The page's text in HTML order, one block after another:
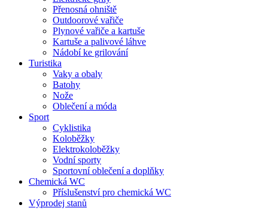
Přenosná ohniště
Outdoorové vařiče
Plynové vařiče a kartuše
Kartuše a palivové láhve
Nádobí ke grilování
Turistika
Vaky a obaly
Batohy
Nože
Oblečení a móda
Sport
Cyklistika
Koloběžky
Elektrokoloběžky
Vodní sporty
Sportovní oblečení a doplňky
Chemická WC
Příslušenství pro chemická WC
Výprodej stanů